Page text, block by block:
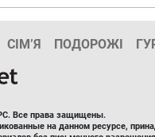
СІМ’Я ПОДОРОЖІ
Все права защищены.
на данном ресурсе,